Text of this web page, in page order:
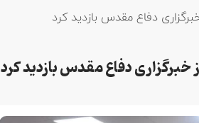
دفاع مقدس بازدید کرد
دفاع مقدس بازدید کرد